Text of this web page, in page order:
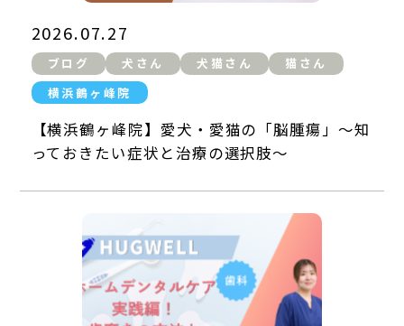
2026.07.27
ブログ 犬さん 犬猫さん
猫さん
横浜鶴ヶ峰院
【横浜鶴ヶ峰院】愛犬・愛猫の「脳腫瘍」～知
っておきたい症状と治療の選択肢～